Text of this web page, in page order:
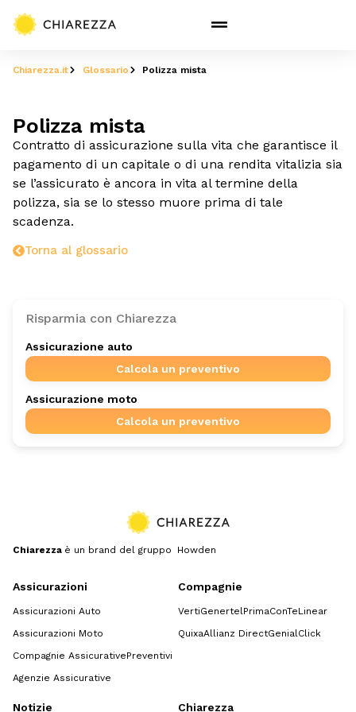
Chiarezza.it Glossario Polizza mista
Polizza mista
Contratto di assicurazione sulla vita che garantisce il
pagamento di un capitale o di una rendita vitalizia sia
se l’assicurato è ancora in vita al termine della
polizza, sia se lo stesso muore prima di tale
scadenza.
Torna al glossario
Risparmia con Chiarezza
Assicurazione auto
Calcola un preventivo
Assicurazione moto
Calcola un preventivo
Chiarezza è un brand del gruppo Howden
Assicurazioni
Assicurazioni Auto
Assicurazioni Moto
Compagnie AssicurativePreventivi
Agenzie Assicurative
Compagnie
VertiGenertelPrimaConTeLinear
QuixaAllianz DirectGenialClick
Notizie Chiarezza